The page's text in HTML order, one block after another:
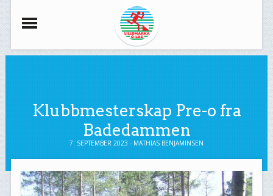
Klubbmesterskap Pre-o fra
Badedammen
7. SEPTEMBER 2023 - MATHIAS BENJAMINSEN